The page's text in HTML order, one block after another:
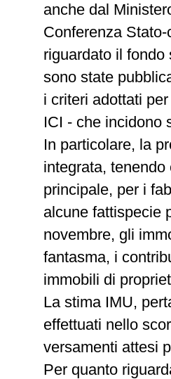
anche dal
Conferenza
riguardato il
sono state
i criteri adottati
ICI - che incidono
In particolare, la
integrata,
principale, per i
alcune fattispecie
novembre, gli
fantasma, i
immobili di
La stima IMU,
effettuati nello
versamenti attesi
Per quanto